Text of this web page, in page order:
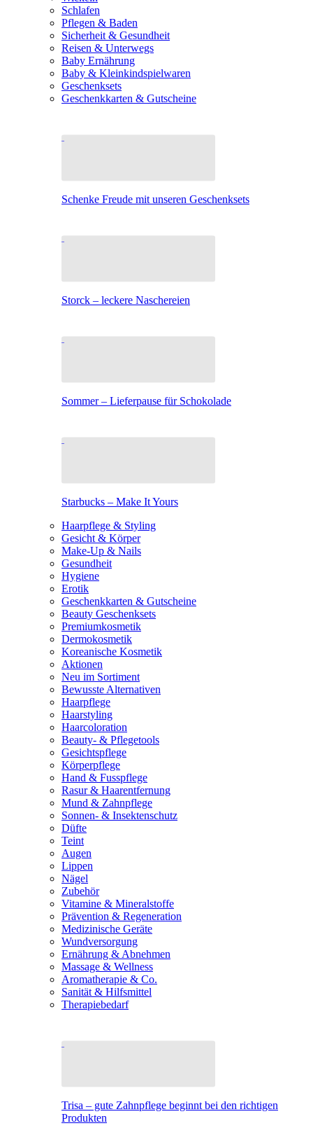
Schlafen
Pflegen & Baden
Sicherheit & Gesundheit
Reisen & Unterwegs
Baby Ernährung
Baby & Kleinkindspielwaren
Geschenksets
Geschenkkarten & Gutscheine
Schenke Freude mit unseren Geschenksets
Storck – leckere Naschereien
Sommer – Lieferpause für Schokolade
Starbucks – Make It Yours
Haarpflege & Styling
Gesicht & Körper
Make-Up & Nails
Gesundheit
Hygiene
Erotik
Geschenkkarten & Gutscheine
Beauty Geschenksets
Premiumkosmetik
Dermokosmetik
Koreanische Kosmetik
Aktionen
Neu im Sortiment
Bewusste Alternativen
Haarpflege
Haarstyling
Haarcoloration
Beauty- & Pflegetools
Gesichtspflege
Körperpflege
Hand & Fusspflege
Rasur & Haarentfernung
Mund & Zahnpflege
Sonnen- & Insektenschutz
Düfte
Teint
Augen
Lippen
Nägel
Zubehör
Vitamine & Mineralstoffe
Prävention & Regeneration
Medizinische Geräte
Wundversorgung
Ernährung & Abnehmen
Massage & Wellness
Aromatherapie & Co.
Sanität & Hilfsmittel
Therapiebedarf
Trisa – gute Zahnpflege beginnt bei den richtigen
Produkten